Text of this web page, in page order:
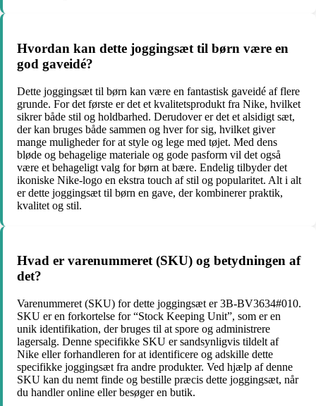
Hvordan kan dette joggingsæt til børn være en
god gaveidé?
Dette joggingsæt til børn kan være en fantastisk gaveidé af flere
grunde. For det første er det et kvalitetsprodukt fra Nike, hvilket
sikrer både stil og holdbarhed. Derudover er det et alsidigt sæt,
der kan bruges både sammen og hver for sig, hvilket giver
mange muligheder for at style og lege med tøjet. Med dens
bløde og behagelige materiale og gode pasform vil det også
være et behageligt valg for børn at bære. Endelig tilbyder det
ikoniske Nike-logo en ekstra touch af stil og popularitet. Alt i alt
er dette joggingsæt til børn en gave, der kombinerer praktik,
kvalitet og stil.
Hvad er varenummeret (SKU) og betydningen af
det?
Varenummeret (SKU) for dette joggingsæt er 3B-BV3634#010.
SKU er en forkortelse for “Stock Keeping Unit”, som er en
unik identifikation, der bruges til at spore og administrere
lagersalg. Denne specifikke SKU er sandsynligvis tildelt af
Nike eller forhandleren for at identificere og adskille dette
specifikke joggingsæt fra andre produkter. Ved hjælp af denne
SKU kan du nemt finde og bestille præcis dette joggingsæt, når
du handler online eller besøger en butik.